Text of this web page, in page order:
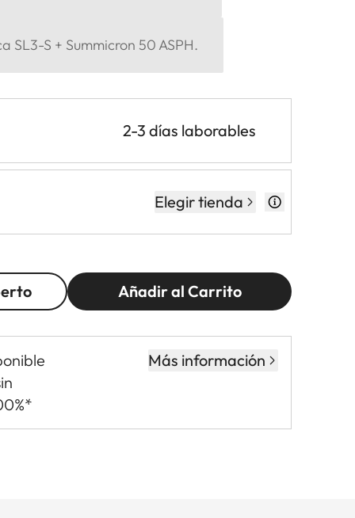
SL3-S + Summicron 50 ASPH.
2-3 días laborables
Elegir tienda
Añadir al Carrito
Más información